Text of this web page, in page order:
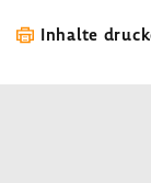
Inhalte